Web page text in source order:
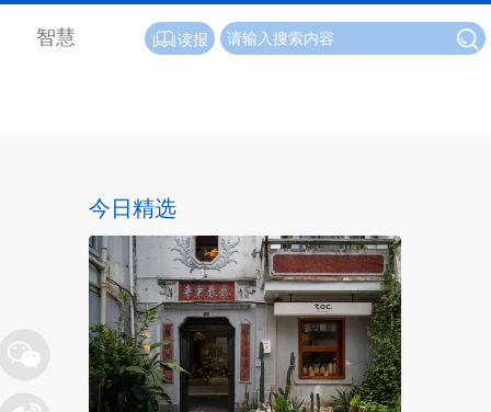
智慧 读报
今日精选